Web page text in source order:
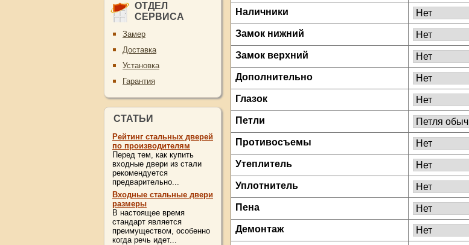
ОТДЕЛ
СЕРВИСА
Замер
Доставка
Установка
Гарантия
СТАТЬИ
Рейтинг стальных дверей
по производителям
Перед тем, как купить
входные двери из стали
рекомендуется
предварительно...
Входные стальные двери
размеры
В настоящее время
стандарт является
преимуществом, особенно
когда речь идет...
Наличники
Замок нижний
Замок верхний
Дополнительно
Глазок
Петли
Противосъемы
Утеплитель
Уплотнитель
Пена
Демонтаж